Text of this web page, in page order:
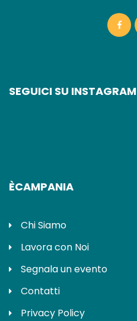
SEGUICI SU INSTAGRAM
ÈCAMPANIA
Chi Siamo
Lavora con Noi
Segnala un evento
Contatti
Privacy Policy